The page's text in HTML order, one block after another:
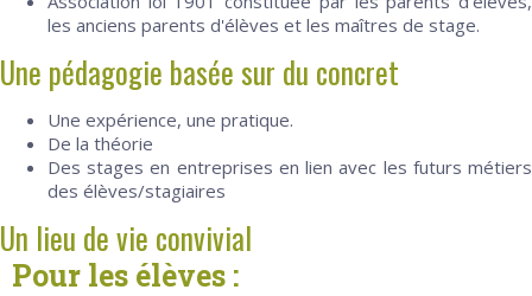
les anciens parents d'élèves et les maîtres de stage.
Une pédagogie basée sur du concret
Une expérience, une pratique.
De la théorie
Des stages en entreprises en lien avec les futurs métiers
des élèves/stagiaires
Un lieu de vie convivial
Pour les élèves :